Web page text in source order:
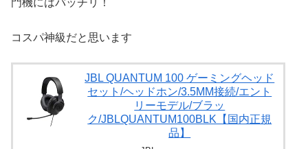
門機にはバッチリ！
コスパ神級だと思います
JBL QUANTUM 100 ゲーミングヘッド
セット/ヘッドホン/3.5MM接続/エント
リーモデル/ブラッ
ク/JBLQUANTUM100BLK【国内正規
品】